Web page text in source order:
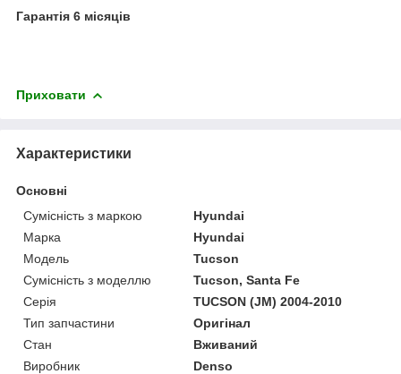
Гарантія 6 місяців
Приховати
Характеристики
Основні
Сумісність з маркою
Hyundai
Марка
Hyundai
Модель
Tucson
Сумісність з моделлю
Tucson, Santa Fe
Серія
TUCSON (JM) 2004-2010
Тип запчастини
Оригінал
Стан
Вживаний
Виробник
Denso